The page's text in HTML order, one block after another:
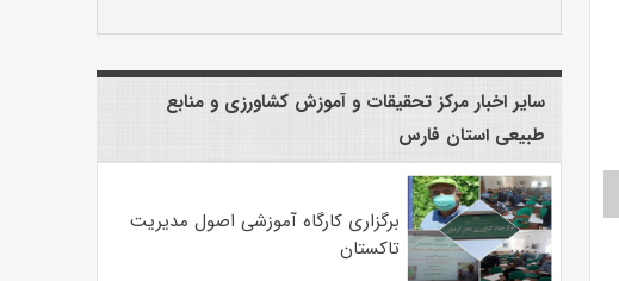
سایر اخبار مرکز تحقیقات و آموزش کشاورزی و منابع
طبیعی استان فارس
برگزاری کارگاه آموزشی اصول مدیریت
تاکستان